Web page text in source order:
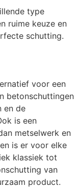
type
ruime keuze en
schutting.
voor een
betonschuttingen
en de
is een
metselwerk en
is er voor elke
klassiek tot
van
product.